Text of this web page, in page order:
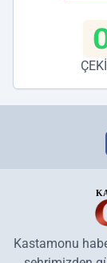
Kastamonu